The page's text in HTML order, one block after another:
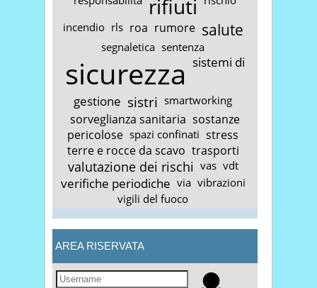
rifiuti
incendio rls roa rumore salute
segnaletica sentenza
sicurezza sistemi di
gestione sistri smartworking
sorveglianza sanitaria sostanze
pericolose spazi confinati stress
terre e rocce da scavo trasporti
valutazione dei rischi vas vdt
verifiche periodiche via vibrazioni
vigili del fuoco
AREA RISERVATA